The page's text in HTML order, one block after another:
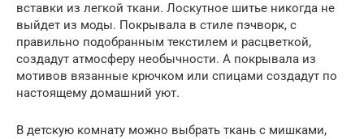
вставки из легкой ткани. Лоскутное шитье никогда не
выйдет из моды. Покрывала в стиле пэчворк, с
правильно подобранным текстилем и расцветкой,
создадут атмосферу необычности. А покрывала из
мотивов вязанные крючком или спицами создадут по
настоящему домашний уют.
В детскую комнату можно выбрать ткань с мишками,